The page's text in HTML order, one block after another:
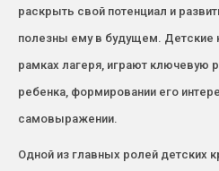
раскрыть свой потенциал и
полезны ему в будущем. Детские
рамках лагеря, играют ключевую
ребенка, формировании его
самовыражении.
Одной из главных ролей детских